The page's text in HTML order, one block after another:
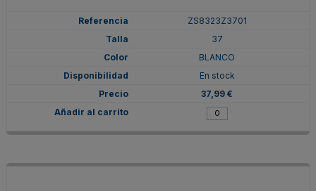
ZS8323Z3701
37
BLANCO
En stock
37,99 €